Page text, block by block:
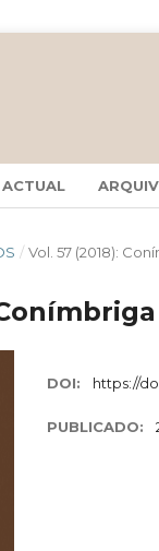
ACTUAL
/ Vol. 57 (2018):
DOI: https://
PUBLICADO: